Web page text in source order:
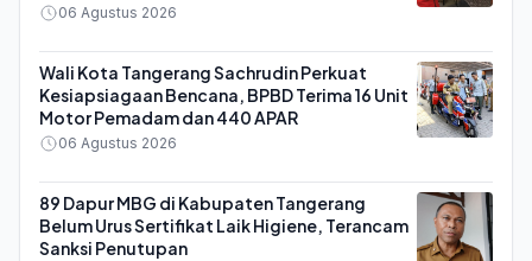
06 Agustus 2026
Wali Kota Tangerang Sachrudin Perkuat
Kesiapsiagaan Bencana, BPBD Terima 16 Unit
Motor Pemadam dan 440 APAR
06 Agustus 2026
89 Dapur MBG di Kabupaten Tangerang
Belum Urus Sertifikat Laik Higiene, Terancam
Sanksi Penutupan